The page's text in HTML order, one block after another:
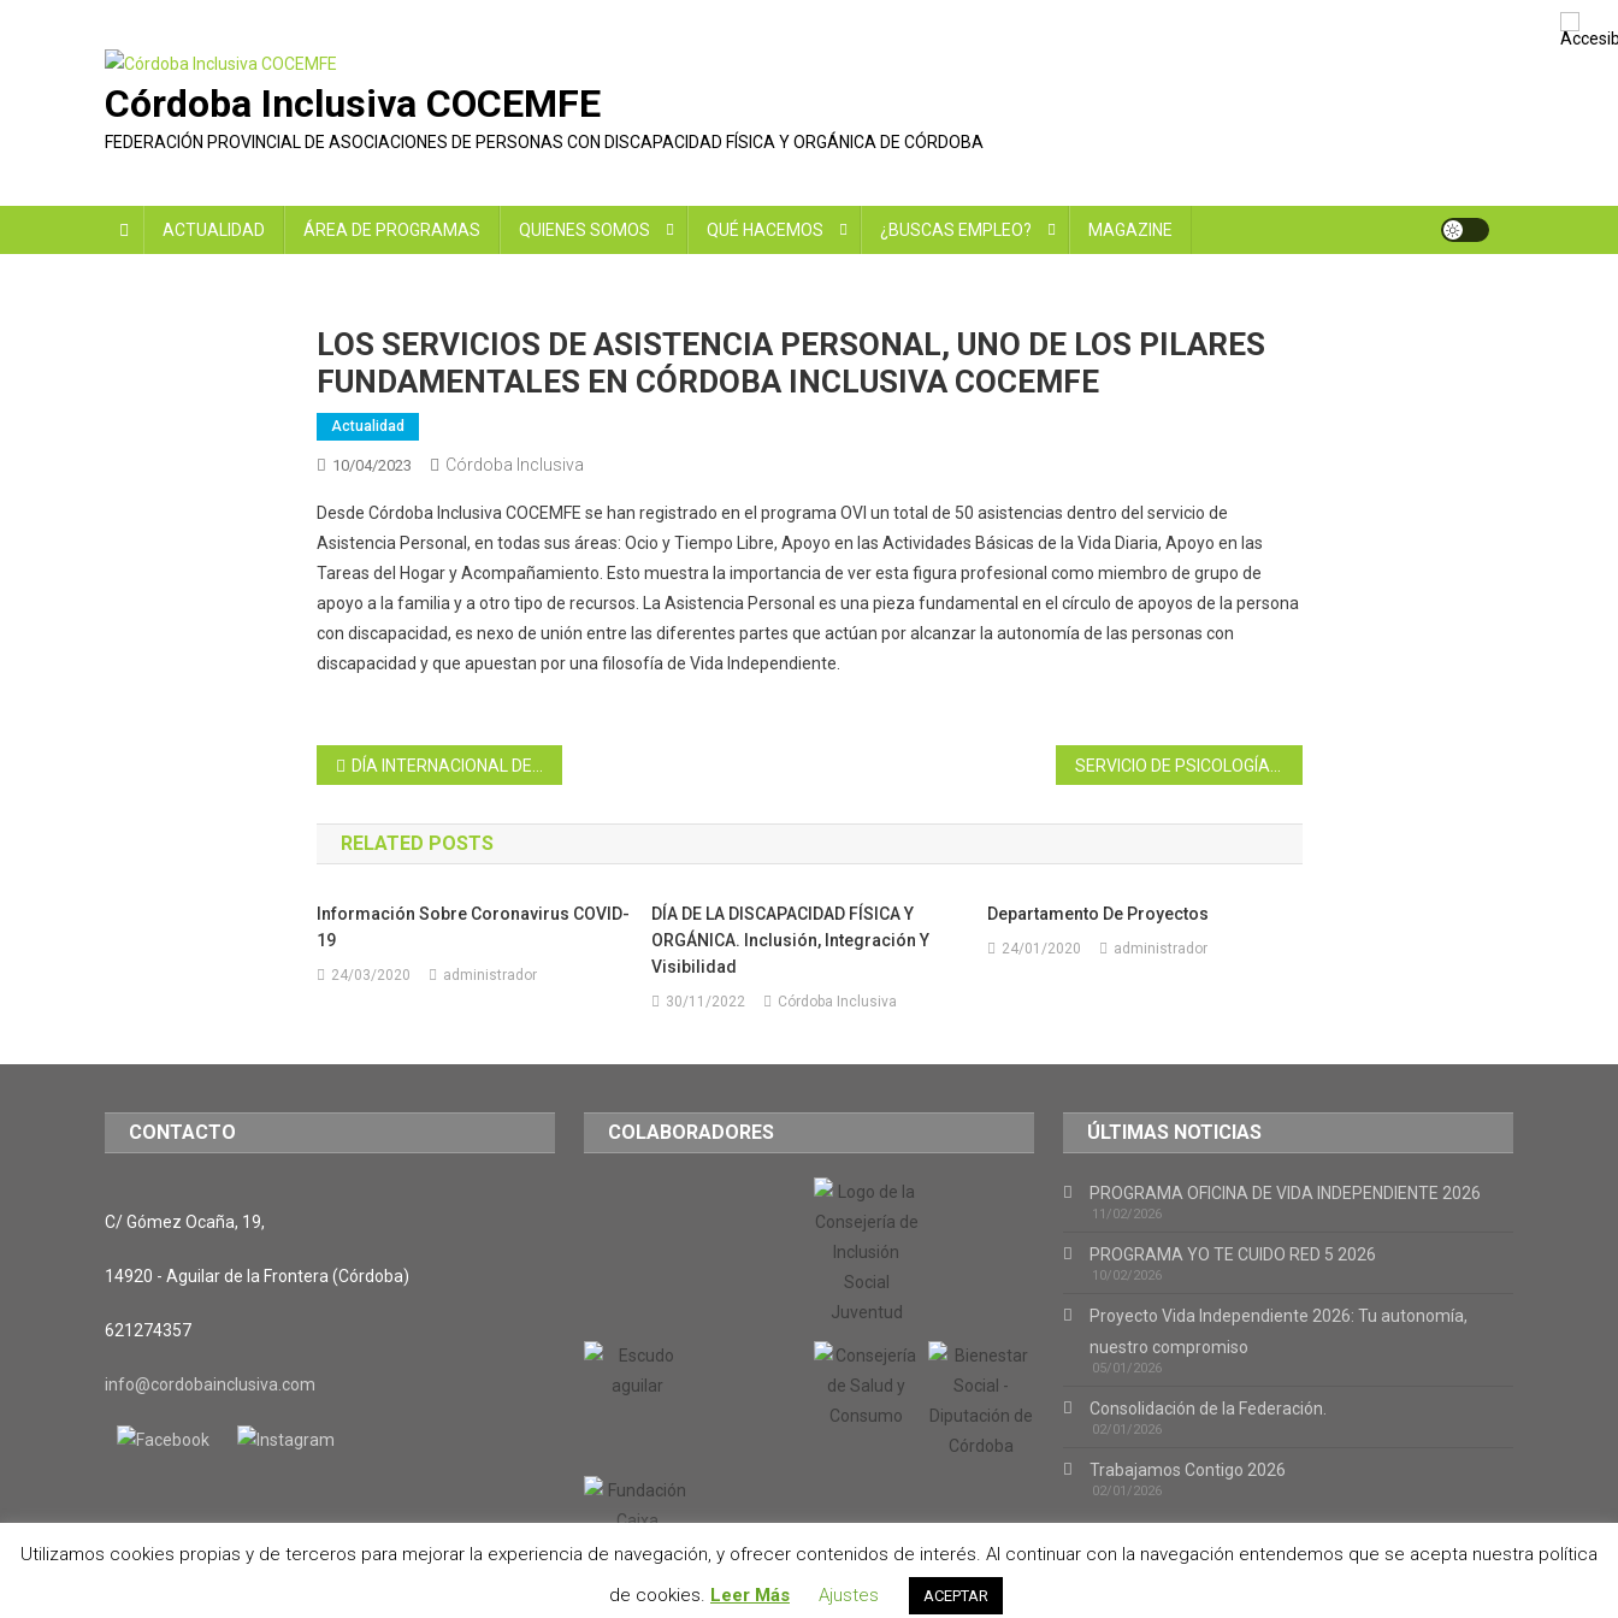
Córdoba Inclusiva COCEMFE
FEDERACIÓN PROVINCIAL DE ASOCIACIONES DE PERSONAS CON DISCAPACIDAD FÍSICA Y ORGÁNICA DE CÓRDOBA
ACTUALIDAD ÁREA DE PROGRAMAS QUIENES SOMOS QUÉ HACEMOS ¿BUSCAS EMPLEO? MAGAZINE
LOS SERVICIOS DE ASISTENCIA PERSONAL, UNO DE LOS PILARES
FUNDAMENTALES EN CÓRDOBA INCLUSIVA COCEMFE
Actualidad
10/04/2023 Córdoba Inclusiva
Desde Córdoba Inclusiva COCEMFE se han registrado en el programa OVI un total de 50 asistencias dentro del servicio de
Asistencia Personal, en todas sus áreas: Ocio y Tiempo Libre, Apoyo en las Actividades Básicas de la Vida Diaria, Apoyo en las
Tareas del Hogar y Acompañamiento. Esto muestra la importancia de ver esta figura profesional como miembro de grupo de
apoyo a la familia y a otro tipo de recursos. La Asistencia Personal es una pieza fundamental en el círculo de apoyos de la persona
con discapacidad, es nexo de unión entre las diferentes partes que actúan por alcanzar la autonomía de las personas con
discapacidad y que apuestan por una filosofía de Vida Independiente.
Navegación
de
entradas
DÍA INTERNACIONAL DE LA MUJER – MANIFIESTO 8M CEMUDIS
RELATED POSTS
Información Sobre Coronavirus COVID-
19
24/03/2020 administrador
DÍA DE LA DISCAPACIDAD FÍSICA Y
ORGÁNICA. Inclusión, Integración Y
Visibilidad
30/11/2022 Córdoba Inclusiva
Departamento De Proyectos
24/01/2020 administrador
CONTACTO
C/ Gómez Ocaña, 19,
14920 - Aguilar de la Frontera (Córdoba)
621274357
info@cordobainclusiva.com
COLABORADORES ÚLTIMAS NOTICIAS
PROGRAMA OFICINA DE VIDA INDEPENDIENTE 2026
11/02/2026
PROGRAMA YO TE CUIDO RED 5 2026
10/02/2026
Proyecto Vida Independiente 2026: Tu autonomía,
nuestro compromiso
05/01/2026
Consolidación de la Federación.
02/01/2026
Trabajamos Contigo 2026
02/01/2026
Utilizamos cookies propias y de terceros para mejorar la experiencia de navegación, y ofrecer contenidos de interés. Al continuar con la navegación entendemos que se acepta nuestra política
de cookies. Leer Más Ajustes ACEPTAR